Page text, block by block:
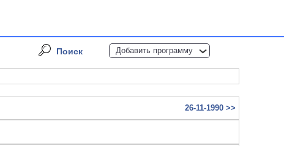
Поиск Добавить программу
26-11-1990 >>